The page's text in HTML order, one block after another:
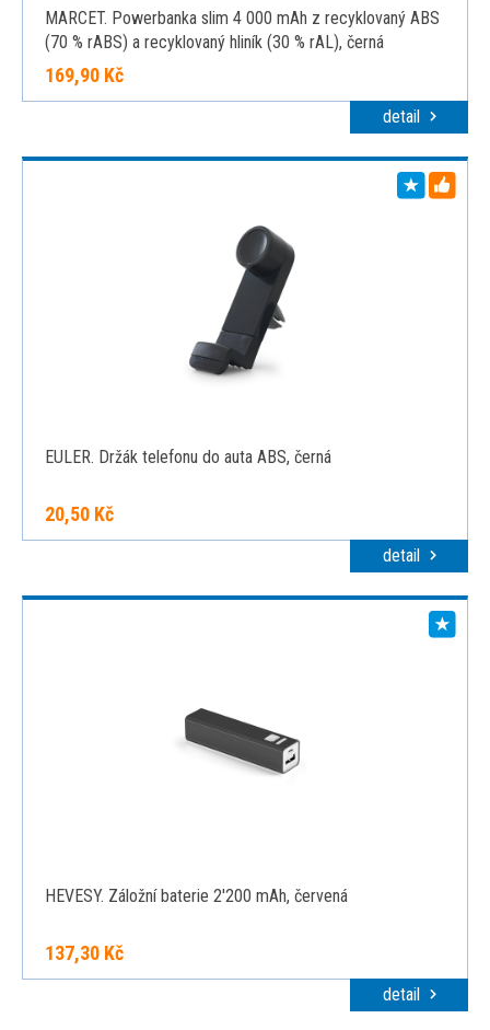
MARCET. Powerbanka slim 4 000 mAh z recyklovaný ABS
(70 % rABS) a recyklovaný hliník (30 % rAL), černá
169,90 Kč
detail
EULER. Držák telefonu do auta ABS, černá
20,50 Kč
detail
HEVESY. Záložní baterie 2'200 mAh, červená
137,30 Kč
detail